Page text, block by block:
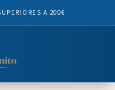
A 200€